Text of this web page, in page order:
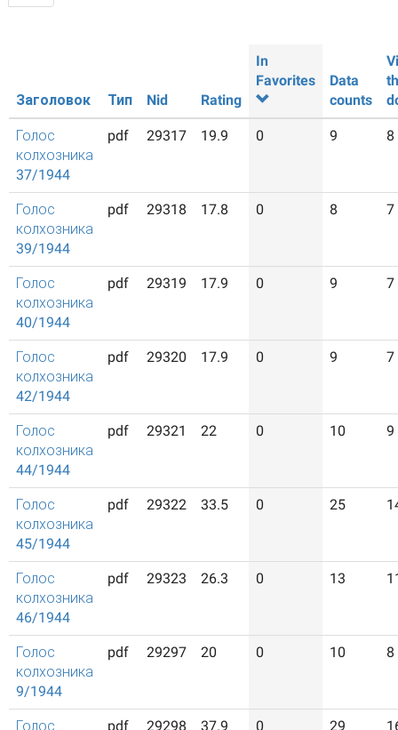
Заголовок Тип Nid Rating
In
Favorites
Data
counts
Голос
колхозника
37/1944
pdf 29317 19.9 0 9 8
Голос
колхозника
39/1944
pdf 29318 17.8 0 8 7
Голос
колхозника
40/1944
pdf 29319 17.9 0 9 7
Голос
колхозника
42/1944
pdf 29320 17.9 0 9 7
Голос
колхозника
44/1944
pdf 29321 22 0 10 9
Голос
колхозника
45/1944
pdf 29322 33.5 0 25
Голос
колхозника
46/1944
pdf 29323 26.3 0 13
Голос
колхозника
9/1944
pdf 29297 20 0 10 8
Голос pdf 29298 37.9 0 29